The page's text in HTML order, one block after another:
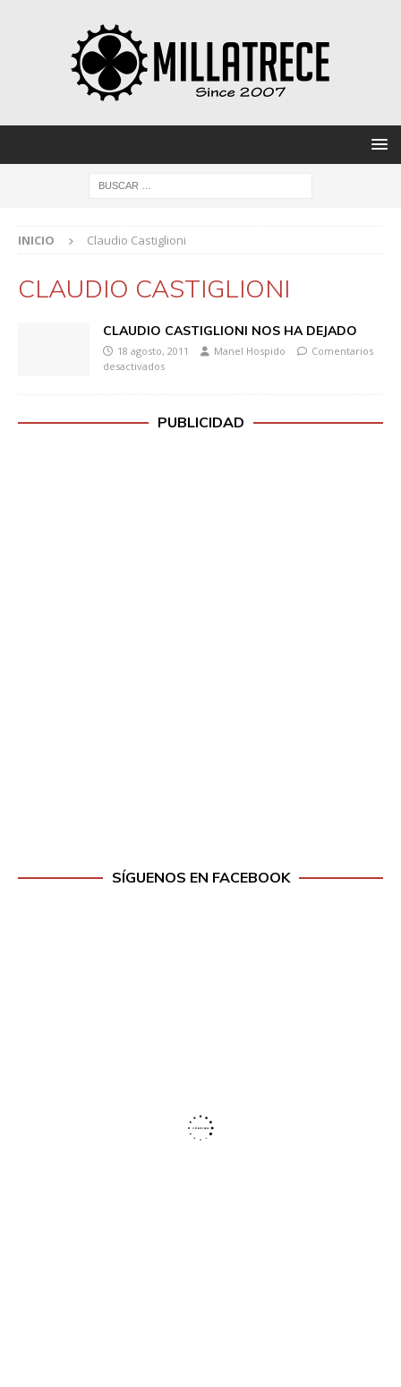
INICIO Claudio Castiglioni
CLAUDIO CASTIGLIONI
CLAUDIO CASTIGLIONI NOS HA DEJADO
18 agosto, 2011 Manel Hospido
Comentarios
desactivados
PUBLICIDAD
SÍGUENOS EN FACEBOOK